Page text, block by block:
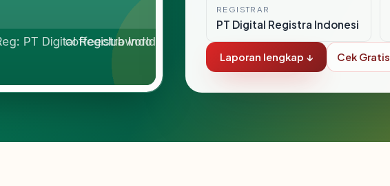
REGISTRAR
PT Digital Registra Indonesi
Laporan lengkap ↓ Cek Gratis